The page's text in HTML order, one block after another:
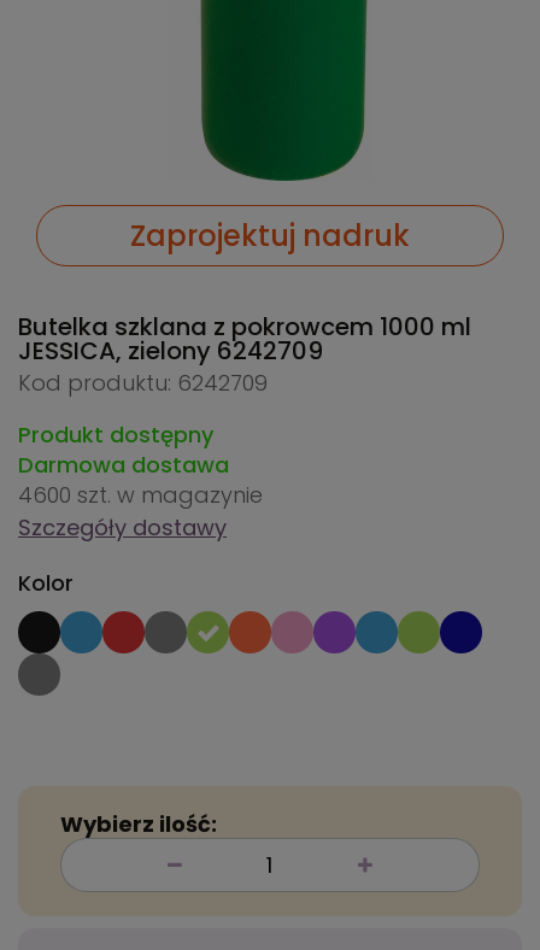
Zaprojektuj nadruk
Butelka szklana z pokrowcem 1000 ml
JESSICA, zielony 6242709
Kod produktu: 6242709
Produkt dostępny
Darmowa dostawa
4600 szt. w magazynie
Szczegóły dostawy
Kolor
Wybierz ilość: